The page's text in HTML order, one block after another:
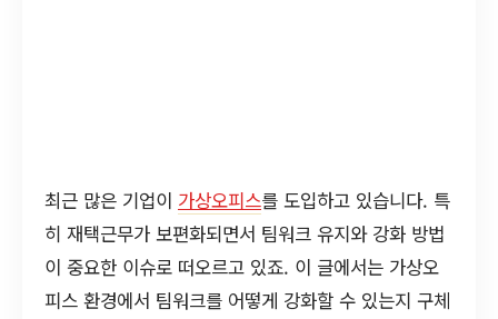
최근 많은 기업이 가상오피스를 도입하고 있습니다. 특
히 재택근무가 보편화되면서 팀워크 유지와 강화 방법
이 중요한 이슈로 떠오르고 있죠. 이 글에서는 가상오
피스 환경에서 팀워크를 어떻게 강화할 수 있는지 구체